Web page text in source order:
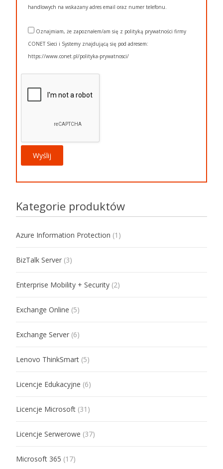
handlowych na wskazany adres email oraz numer telefonu.
Oznajmiam, że zapoznałem/am się z polityką prywatności firmy
CONET Sieci i Systemy znajdującą się pod adresem:
https://www.conet.pl/polityka-prywatnosci/
Kategorie produktów
Azure Information Protection (1)
BizTalk Server (3)
Enterprise Mobility + Security (2)
Exchange Online (5)
Exchange Server (6)
Lenovo ThinkSmart (5)
Licencje Edukacyjne (6)
Licencje Microsoft (31)
Licencje Serwerowe (37)
Microsoft 365 (17)